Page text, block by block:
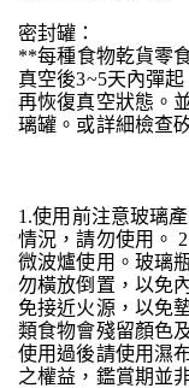
密封罐：
**每種食物乾貨零
真空後3~5天內彈
再恢復真空狀態。
璃罐。或詳細檢查
1.使用前注意玻璃
情況，請勿使用。
微波爐使用。玻璃
勿橫放倒置，以免
免接近火源，以免
類食物會殘留顏色
使用過後請使用濕
之權益，鑑賞期並